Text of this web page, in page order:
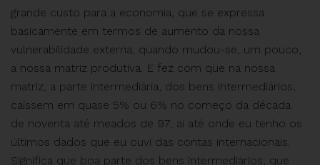
grande custo para a economia, que se expressa
basicamente em termos de aumento da nossa
vulnerabilidade externa, quando mudou-se, um pouco,
a nossa matriz produtiva. E fez com que na nossa
matriz, a parte intermediária, dos bens intermediários,
caíssem em quase 5% ou 6% no começo da década
de noventa até meados de 97, aí até onde eu tenho os
últimos dados que eu ouvi das contas internacionais.
Significa que boa parte dos bens intermediários, que